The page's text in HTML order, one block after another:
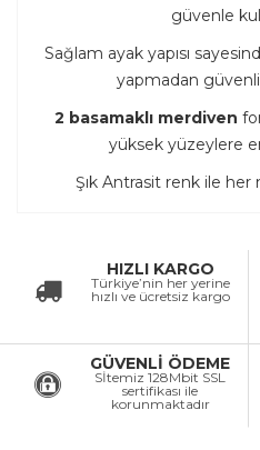
güvenle
Sağlam ayak yapısı
yapmadan güvenli
2 basamaklı merdiven
yüksek yüzeylere
Şık Antrasit renk ile
HIZLI KARGO
Türkiye’nin her yerine
hızlı ve ücretsiz kargo
GÜVENLİ ÖDEME
Sİtemiz 128Mbit SSL
sertifikası ile
korunmaktadır